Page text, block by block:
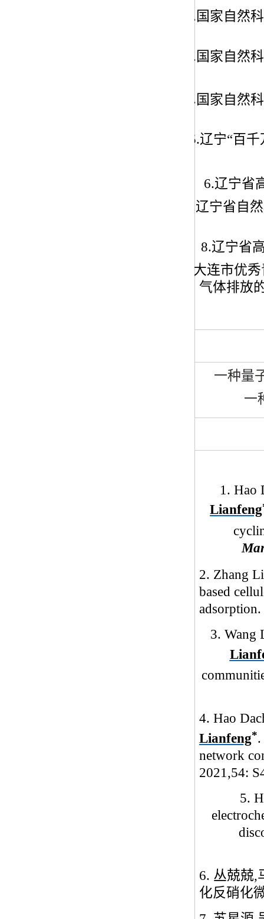
2. 国家自然
3. 国家自然
4.国家自然
5.辽宁“百
6.辽宁省
7.辽宁省自
8.辽宁省
大连市优
气体排放
一种量
一
1. Hao
Lianfeng
2. Zhang
based
adsorption.
3. Wang
4. Hao
Lianfeng*
network
2021,54:
5.
6. 丛兢兢,
化反硝化